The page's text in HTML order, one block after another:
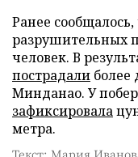
Ранее
разрушительных
человек. В
пострадали более
Минданао. У
зафиксировала
метра.
Текст: Мария